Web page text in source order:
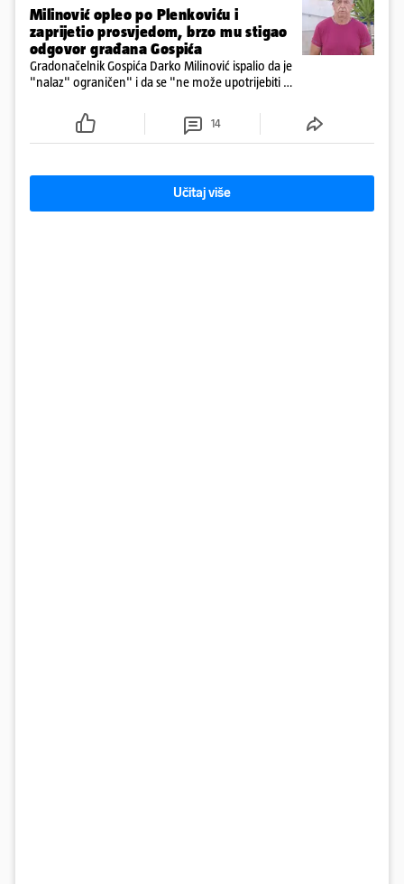
Milinović opleo po Plenkoviću i
zaprijetio prosvjedom, brzo mu stigao
odgovor građana Gospića
Gradonačelnik Gospića Darko Milinović ispalio da je
"nalaz" ograničen" i da se "ne može upotrijebiti za
ga je naručio Uskok i da je dio spisa
14
Učitaj više